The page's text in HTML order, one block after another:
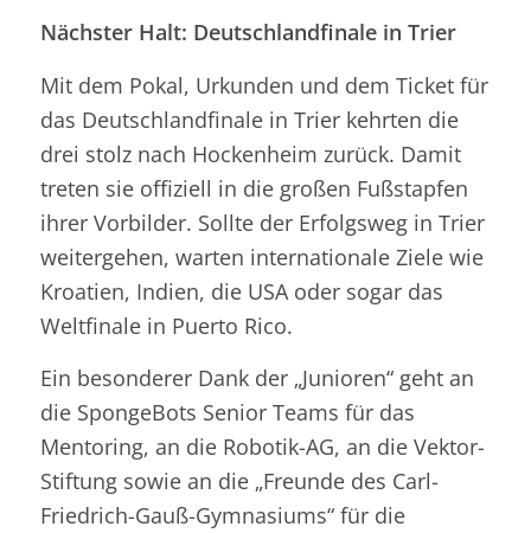
Nächster Halt: Deutschlandfinale in Trier
Mit dem Pokal, Urkunden und dem Ticket für
das Deutschlandfinale in Trier kehrten die
drei stolz nach Hockenheim zurück. Damit
treten sie offiziell in die großen Fußstapfen
ihrer Vorbilder. Sollte der Erfolgsweg in Trier
weitergehen, warten internationale Ziele wie
Kroatien, Indien, die USA oder sogar das
Weltfinale in Puerto Rico.
Ein besonderer Dank der „Junioren“ geht an
die SpongeBots Senior Teams für das
Mentoring, an die Robotik-AG, an die Vektor-
Stiftung sowie an die „Freunde des Carl-
Friedrich-Gauß-Gymnasiums“ für die